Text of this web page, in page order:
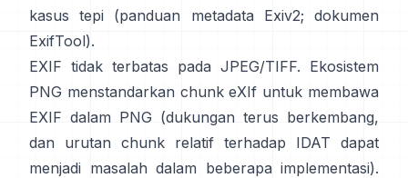
kasus tepi (panduan metadata Exiv2;dokumen
ExifTool).
EXIF tidak terbatas pada JPEG/TIFF. Ekosistem
PNG menstandarkan chunk eXIf untuk membawa
EXIF dalam PNG (dukungan terus berkembang,
dan urutan chunk relatif terhadap IDAT dapat
menjadi masalah dalam beberapa implementasi).